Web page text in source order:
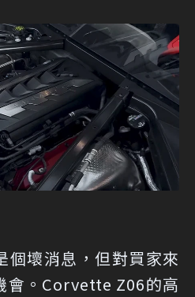
個壞消息，但對買家來
會。Corvette Z06的高